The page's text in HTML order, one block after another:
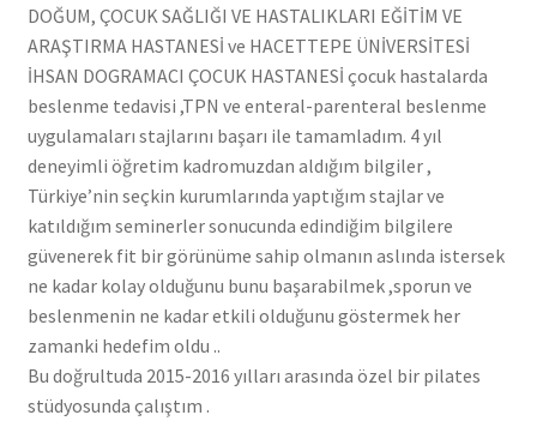
DOĞUM, ÇOCUK SAĞLIĞI VE HASTALIKLARI EĞİTİM VE
ARAŞTIRMA HASTANESİ ve HACETTEPE ÜNİVERSİTESİ
İHSAN DOGRAMACI ÇOCUK HASTANESİ çocuk hastalarda
beslenme tedavisi ,TPN ve enteral-parenteral beslenme
uygulamaları stajlarını başarı ile tamamladım. 4 yıl
deneyimli öğretim kadromuzdan aldığım bilgiler ,
Türkiye’nin seçkin kurumlarında yaptığım stajlar ve
katıldığım seminerler sonucunda edindiğim bilgilere
güvenerek fit bir görünüme sahip olmanın aslında istersek
ne kadar kolay olduğunu bunu başarabilmek ,sporun ve
beslenmenin ne kadar etkili olduğunu göstermek her
zamanki hedefim oldu ..
Bu doğrultuda 2015-2016 yılları arasında özel bir pilates
stüdyosunda çalıştım .